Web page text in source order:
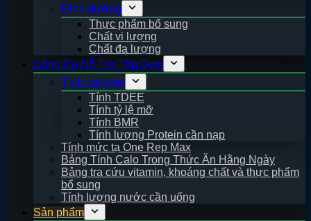
Dinh dưỡng
Thực phẩm bổ sung
Chất vi lượng
Chất đa lượng
Công Cụ Hỗ Trợ Tập Gym
Tính calories
Tính TDEE
Tính tỷ lệ mỡ
Tính BMR
Tính lượng Protein cần nạp
Tính mức tạ One Rep Max
Bảng Tính Calo Trong Thức Ăn Hằng Ngày
Bảng tra cứu vitamin, khoáng chất và thực phẩm
bổ sung
Tính lượng nước cần uống
Sản phẩm